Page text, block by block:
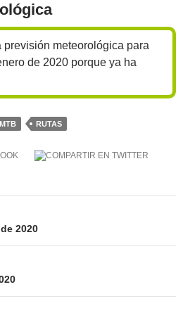
previsión meteorológica para
de 2020 porque ya ha
MTB RUTAS
2020